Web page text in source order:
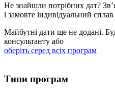
Не знайшли потрібних дат?
і замовте індивідуальний
Майбутні дати ще не додані.
консультанту або
оберіть серед всіх програм
Типи програм